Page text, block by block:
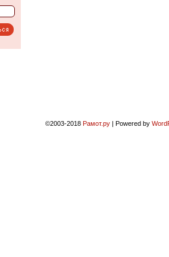
©2003-2018 Рамот.ру | Powered by